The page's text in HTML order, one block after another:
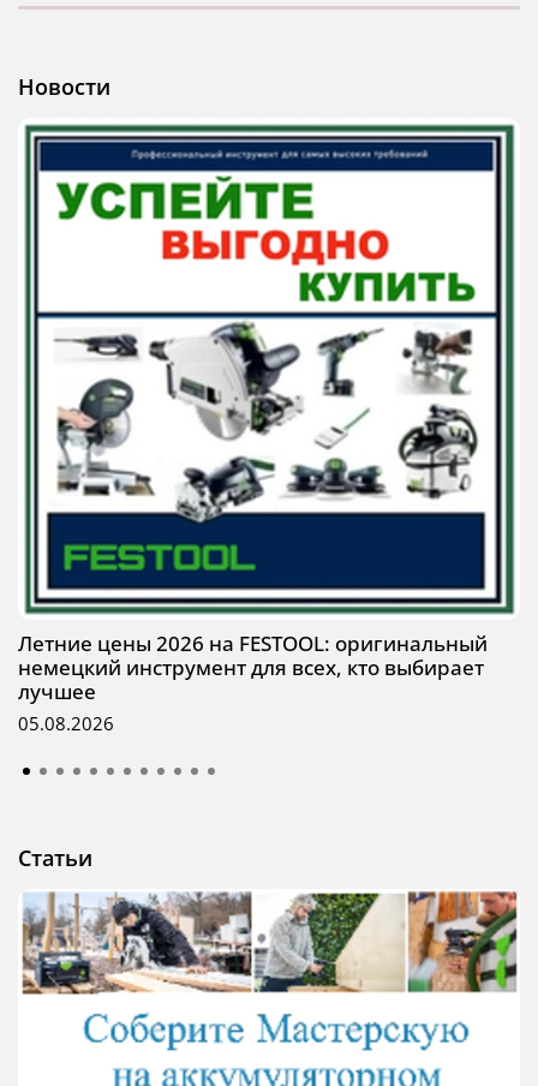
Новости
Летние цены 2026 на FESTOOL: оригинальный
немецкий инструмент для всех, кто выбирает
лучшее
05.08.2026
Статьи